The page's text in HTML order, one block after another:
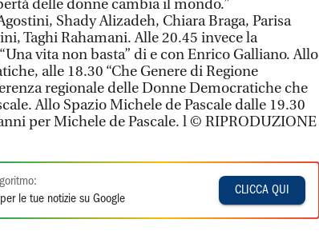
delle donne cambia il mondo.”
Shady Alizadeh, Chiara Braga, Parisa
Taghi Rahamani. Alle 20.45 invece la
vita non basta” di e con Enrico Galliano. Allo
alle 18.30 “Che Genere di Regione
regionale delle Donne Democratiche che
Allo Spazio Michele de Pascale dalle 19.30
per Michele de Pascale. l © RIPRODUZIONE
le tue notizie su Google
CLICCA QUI